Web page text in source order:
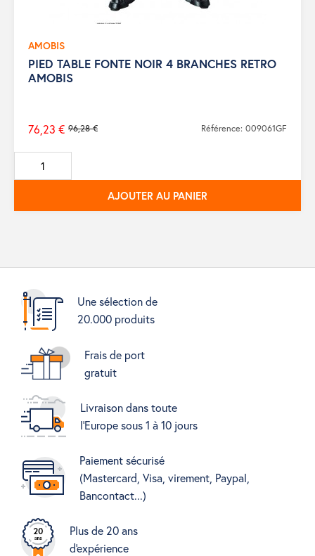
AMOBIS
PIED TABLE FONTE NOIR 4 BRANCHES RETRO
AMOBIS
Prix
de
base
96,28 €
76,23 € Référence: 009061GF
AJOUTER AU PANIER
Une sélection de
20.000 produits
Frais de port
gratuit
Livraison dans toute
l'Europe sous 1 à 10 jours
Paiement sécurisé
(Mastercard, Visa, virement, Paypal,
Bancontact...)
Plus de 20 ans
d'expérience